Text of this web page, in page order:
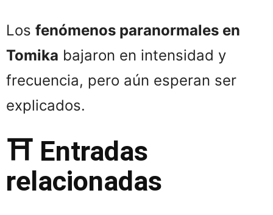
Los fenómenos paranormales en
Tomika bajaron en intensidad y
frecuencia, pero aún esperan ser
explicados.
⛩️ Entradas
relacionadas